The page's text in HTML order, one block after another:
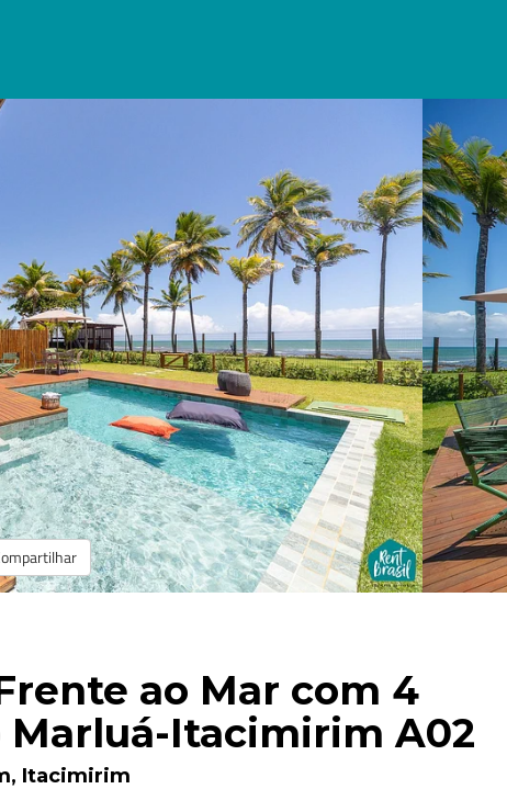
ao Mar com 4
Marluá-Itacimirim A02
Itacimirim